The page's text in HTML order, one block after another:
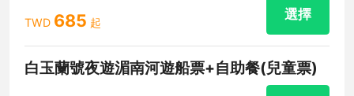
TWD 685 起
選擇
白玉蘭號夜遊湄南河遊船票+自助餐(兒童票)